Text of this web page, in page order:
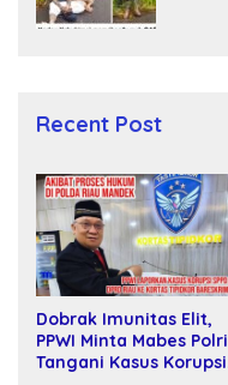
Recent Post
Dobrak Imunitas Elit,
PPWI Minta Mabes Polri
Tangani Kasus Korupsi